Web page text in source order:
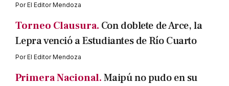
PorEl Editor Mendoza
Torneo Clausura. Con doblete de Arce, la
Lepra venció a Estudiantes de Río Cuarto
PorEl Editor Mendoza
Primera Nacional.Maipú no pudo en su